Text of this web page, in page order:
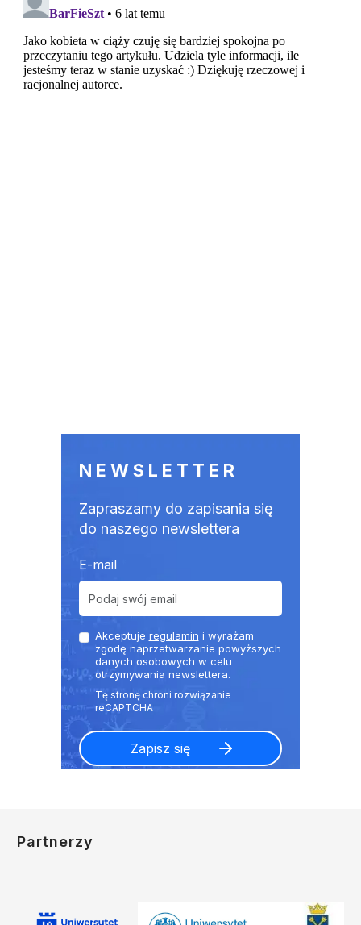
NEWSLETTER
Zapraszamy do zapisania się
do naszego newslettera
E-mail
Akceptuje regulamin i wyrażam
zgodę naprzetwarzanie powyższych
danych osobowych w celu
otrzymywania newslettera.
Partnerzy